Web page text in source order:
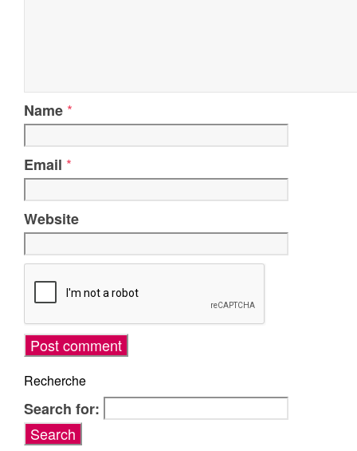
Name *
Email *
Website
Recherche
Search for: